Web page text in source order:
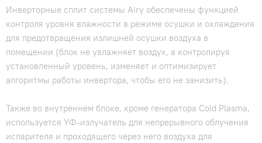
Инверторные сплит системы Airy обеспечены функцией
контроля уровня влажности в режиме осушки и охлаждения
для предотвращения излишней осушки воздуха в
помещении (блок не увлажняет воздух, а контролируя
установленный уровень, изменяет и оптимизирует
алгоритмы работы инвертора, чтобы его не занизить).
Также во внутреннем блоке, кроме генератора Cold Plasma,
используется УФ-излучатель для непрерывного облучения
испарителя и проходящего через него воздуха для